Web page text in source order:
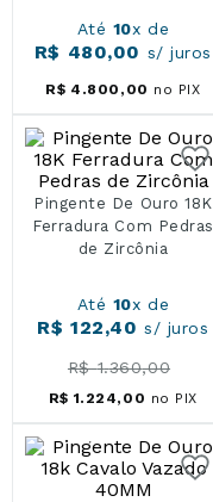
Até 10x de
R$ 480,00 s/ juros
R$ 4 .800 , 00 no PIX
Pingente De Ouro 18K
Ferradura Com Pedras
de Zircônia
Até 10x de
R$ 122,40 s/ juros
R$ 1.360,00
R$ 1. 224, 00 no PIX